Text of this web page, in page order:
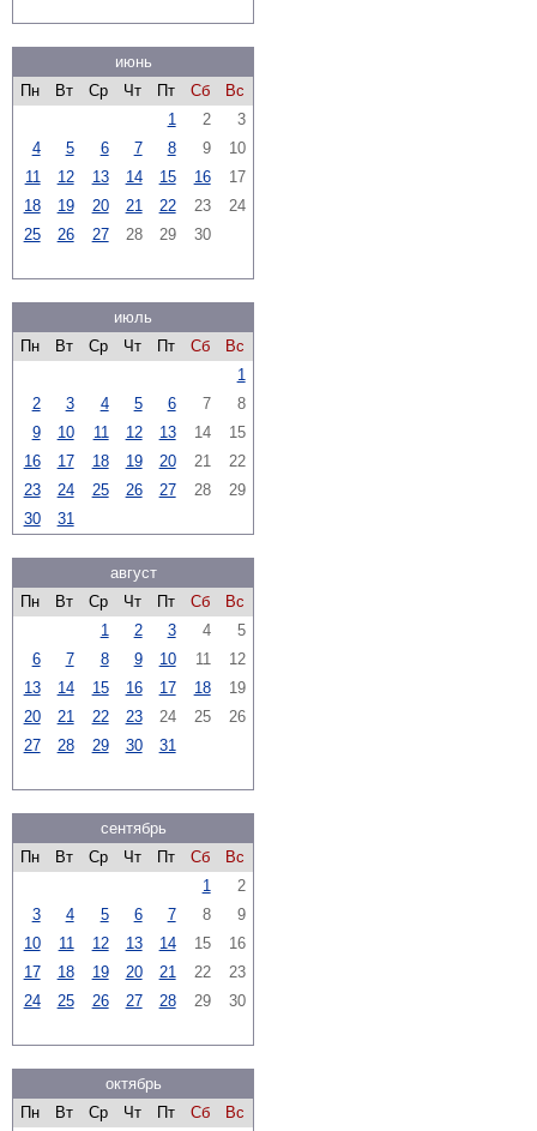
июнь
Пн
Вт Ср Чт Пт Сб
Вс
1
2
3
4
5 6 7 8 9
10
11
12 13 14 15 16
17
18
19 20 21 22 23
24
25
26 27 28 29 30
июль
Пн
Вт Ср Чт Пт Сб
Вс
1
2
3 4 5 6 7
8
9
10 11 12 13 14
15
16
17 18 19 20 21
22
23
24 25 26 27 28
29
30
31
август
Пн
Вт Ср Чт Пт Сб
Вс
1
2 3 4
5
6
7 8 9 10 11
12
13
14 15 16 17 18
19
20
21 22 23 24 25
26
27
28 29 30 31
сентябрь
Пн
Вт Ср Чт Пт Сб
Вс
1
2
3
4 5 6 7 8
9
10
11 12 13 14 15
16
17
18 19 20 21 22
23
24
25 26 27 28 29 30
октябрь
Пн
Вт Ср Чт Пт Сб
Вс